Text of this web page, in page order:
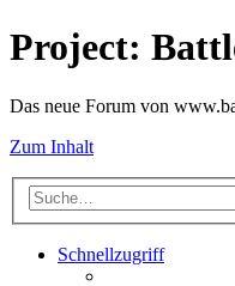
Project:
Das neue Forum von
Zum Inhalt
Schnellzugriff